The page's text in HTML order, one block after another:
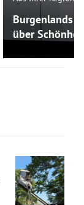
Burgenlands
über